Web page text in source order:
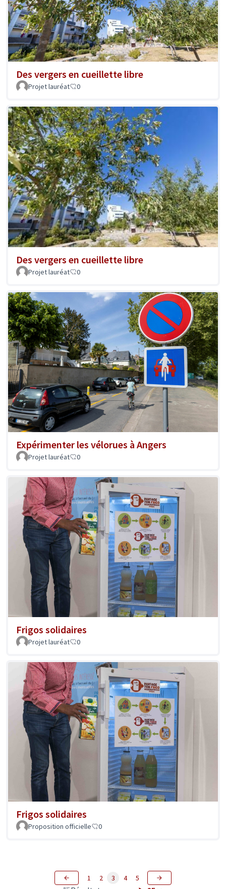
Des vergers en cueillette libre
Projet lauréat 0
Des vergers en cueillette libre
Projet lauréat 0
Expérimenter les vélorues à Angers
Projet lauréat 0
Frigos solidaires
Projet lauréat 0
Frigos solidaires
Proposition officielle 0
1 2 3 4 5